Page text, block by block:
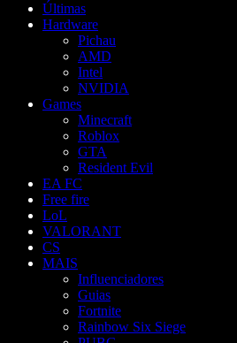
Últimas
Hardware
Pichau
AMD
Intel
NVIDIA
Games
Minecraft
Roblox
GTA
Resident Evil
EA FC
Free fire
LoL
VALORANT
CS
MAIS
Influenciadores
Guias
Fortnite
Rainbow Six Siege